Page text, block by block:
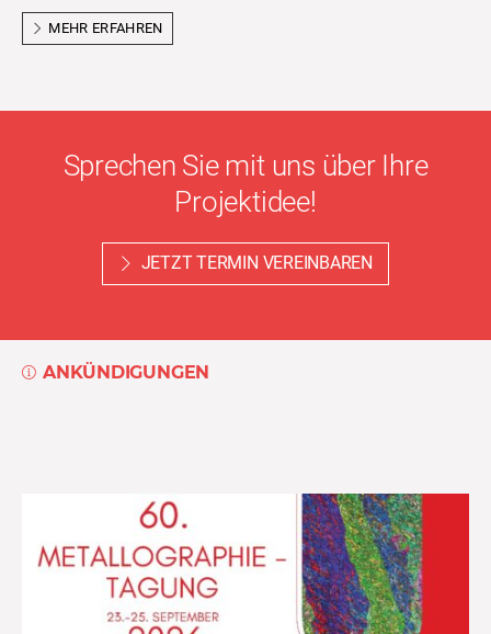
MEHR ERFAHREN
Sprechen Sie mit uns über Ihre
Projektidee!
JETZT TERMIN VEREINBAREN
ANKÜNDIGUNGEN